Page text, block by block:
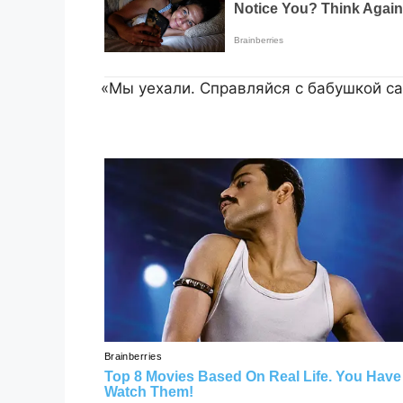
«Мы уехали. Справляйся с бабушкой